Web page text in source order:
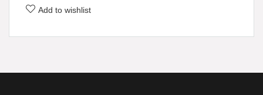
Add to wishlist